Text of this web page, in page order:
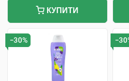
КУПИТИ
−30%